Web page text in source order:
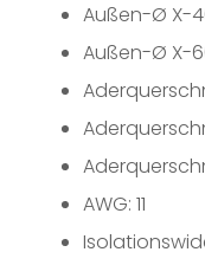
Außen-Ø X-
Außen-Ø X-
AWG: 11